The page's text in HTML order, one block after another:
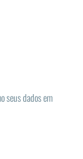
seus dados em